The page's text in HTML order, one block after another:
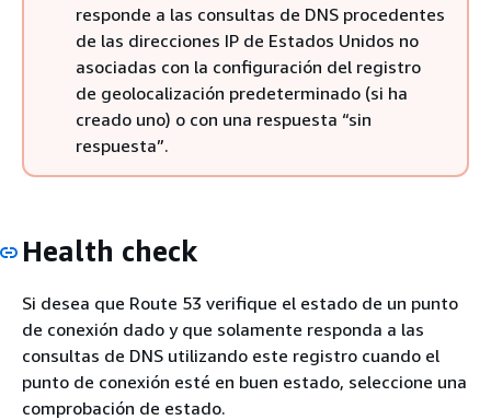
responde a las consultas de DNS procedentes
de las direcciones IP de Estados Unidos no
asociadas con la configuración del registro
de geolocalización predeterminado (si ha
creado uno) o con una respuesta “sin
respuesta”.
Health check
Si desea que Route 53 verifique el estado de un punto
de conexión dado y que solamente responda a las
consultas de DNS utilizando este registro cuando el
punto de conexión esté en buen estado, seleccione una
comprobación de estado.